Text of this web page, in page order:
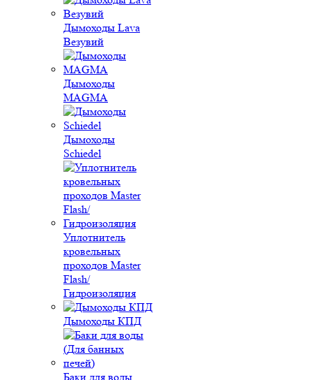
Дымоходы Lava
Везувий
Дымоходы
MAGMA
Дымоходы
Schiedel
Уплотнитель
кровельных
проходов Master
Flash/
Гидроизоляция
Дымоходы КПД
Баки для воды